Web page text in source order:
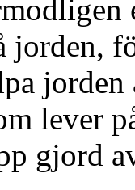
jorden,
lever
gjord